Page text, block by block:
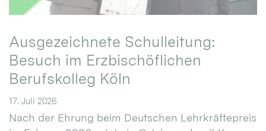
Ausgezeichnete Schulleitung:
Besuch im Erzbischöflichen
Berufskolleg Köln
17. Juli 2026
Nach der Ehrung beim Deutschen Lehrkräftepreis